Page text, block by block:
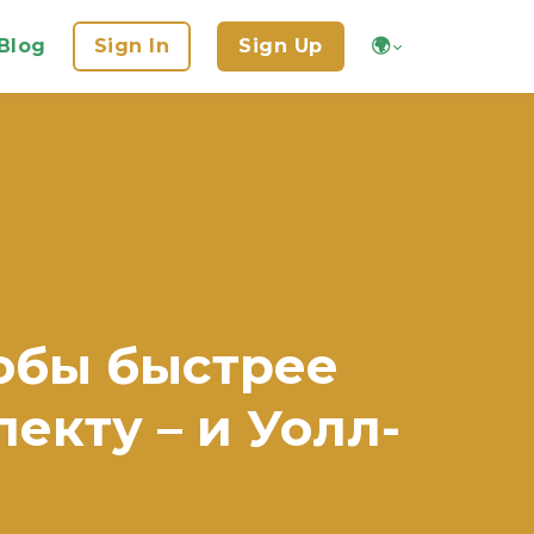
Sign In Sign Up 🌍
быстрее
– и Уолл-